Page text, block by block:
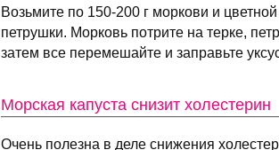
Возьмите по 150-200 г моркови и
петрушки. Морковь потрите на терке,
затем все перемешайте и заправьте
Морская капуста снизит холестерин
Очень полезна в деле снижения